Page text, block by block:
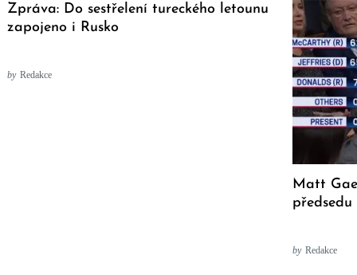
Zpráva: Do sestřelení tureckého letounu
zapojeno i Rusko
by Redakce
Matt
by Redakce